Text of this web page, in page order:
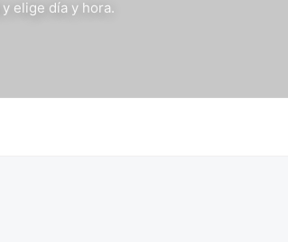
y elige día y hora.